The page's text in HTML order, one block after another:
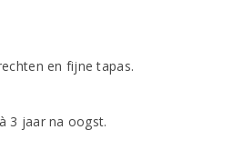
en fijne tapas.
3 jaar na oogst.